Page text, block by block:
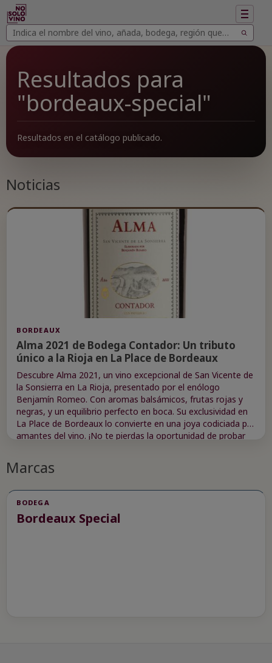
Buscar
vinos
Buscar
Mostrar
Resultados para
"bordeaux-special"
Resultados en el catálogo publicado.
Noticias
BORDEAUX
Alma 2021 de Bodega Contador: Un tributo
único a la Rioja en La Place de Bordeaux
Descubre Alma 2021, un vino excepcional de San Vicente de
la Sonsierra en La Rioja, presentado por el enólogo
Benjamín Romeo. Con aromas balsámicos, frutas rojas y
negras, y un equilibrio perfecto en boca. Su exclusividad en
La Place de Bordeaux lo convierte en una joya codiciada por
amantes del vino. ¡No te pierdas la oportunidad de probar
Marcas
BODEGA
Bordeaux Special